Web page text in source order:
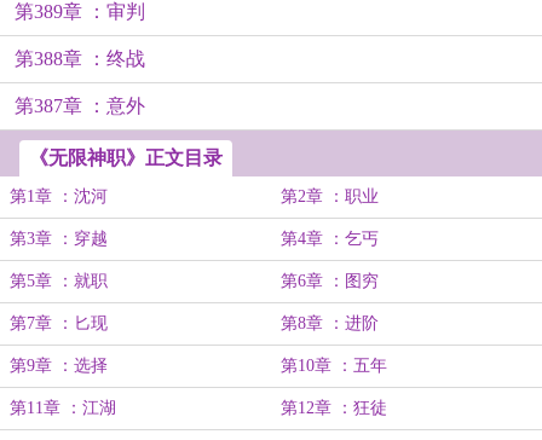
第389章 ：审判
第388章 ：终战
第387章 ：意外
《无限神职》正文目录
第1章 ：沈河 第2章 ：职业
第3章 ：穿越 第4章 ：乞丐
第5章 ：就职 第6章 ：图穷
第7章 ：匕现 第8章 ：进阶
第9章 ：选择 第10章 ：五年
第11章 ：江湖 第12章 ：狂徒